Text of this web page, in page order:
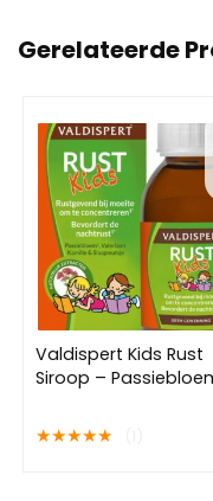
Gerelateerde
Valdispert Kids Rust
Siroop –
ondersteunt het
behoud van een
★★★★★